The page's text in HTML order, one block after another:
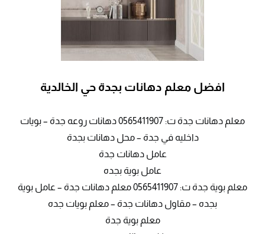
افضل معلم دهانات بجدة حي الخالدية
معلم دهانات جدة ت: 0565411907 دهانات روعه جدة – بويات
داخليه في جدة – محل دهانات بجدة
عامل دهانات جدة
عامل بوية بجده
معلم بوية جدة ت: 0565411907 معلم دهانات جدة – عامل بوية
بجده – مقاول دهانات جدة – معلم بويات جده
معلم بوية جدة